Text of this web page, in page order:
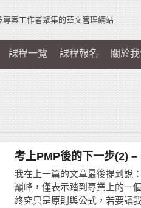
專案工作者聚集的華文管理網站
課程一覽 課程報名 關於我
考上PMP後的下一步(2)
我在上一篇的文章最後提到說
巔峰，僅表示踏到專業上的一
終究只是原則與公式，若要讓